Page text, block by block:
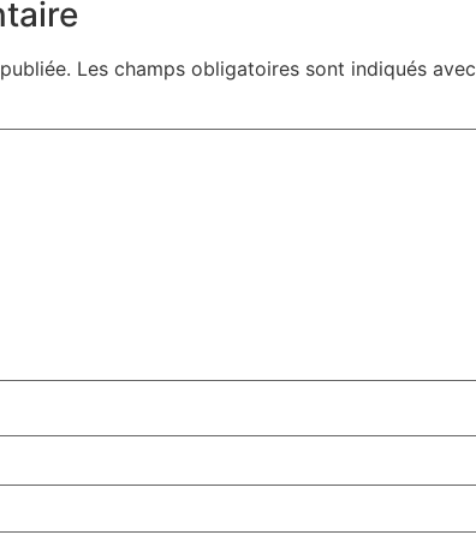
Les champs obligatoires sont indiqués avec